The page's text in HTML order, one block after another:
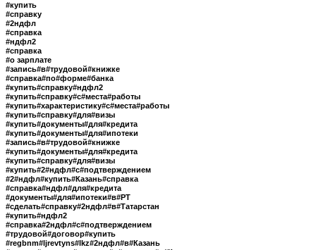
#купить
#справку
#2ндфл
#справка
#ндфл2
#справка
#о зарплате
#запись#в#трудовой#книжке
#справка#по#форме#банка
#купить#справку#ндфл2
#купить#справку#с#места#работы
#купить#характеристику#с#места#работы
#купить#справку#для#визы
#купить#документы#для#кредита
#купить#документы#для#ипотеки
#запись#в#трудовой#книжке
#купить#документы#для#кредита
#купить#справку#для#визы
#купить#2#ндфл#с#подтверждением
#2#ндфл#купить#Казань#справка
#справка#ндфл#для#кредита
#документы#для#ипотеки#в#РТ
#сделать#справку#2ндфл#в#Татарстан
#купить#ндфл2
#справка#2ндфл#с#подтверждением
#трудовой#договор#купить
#regbnm#ljrevtyns#lkz#2ндфл#в#Казань